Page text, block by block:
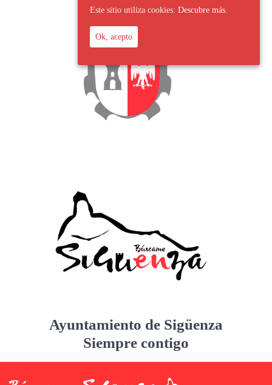
Ayuntamiento de Sigüenza
Siempre contigo
Este sitio utiliza cookies: Descubre más.
Ok, acepto